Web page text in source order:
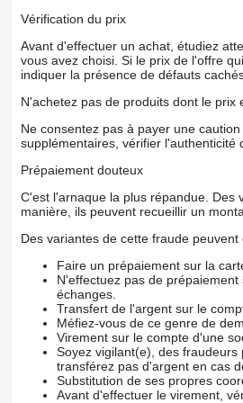
Vérification du prix
Avant d'effectuer un achat, étudiez
vous avez choisi. Si le prix de l'offre
indiquer la présence de défauts
N'achetez pas de produits dont le prix
Ne consentez pas à payer une
supplémentaires, vérifier l'authenticité
Prépaiement douteux
C'est l'arnaque la plus répandue. Des
manière, ils peuvent recueillir un
Des variantes de cette fraude peuvent
Faire un prépaiement sur la
N'effectuez pas de
échanges.
Transfert de l'argent sur le
Méfiez-vous de ce genre de
Virement sur le compte d'une
Soyez vigilant(e), des
transférez pas d'argent en cas
Substitution de ses propres
Avant d'effectuer le virement,